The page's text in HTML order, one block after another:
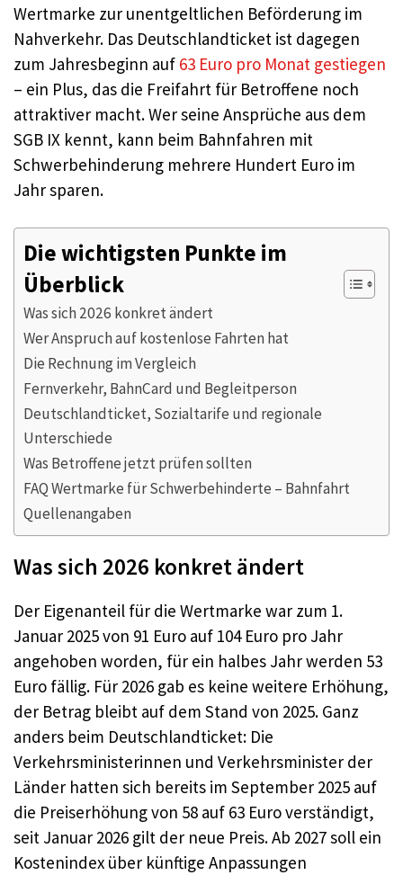
Wertmarke zur unentgeltlichen Beförderung im
Nahverkehr. Das Deutschlandticket ist dagegen
zum Jahresbeginn auf 63 Euro pro Monat gestiegen
– ein Plus, das die Freifahrt für Betroffene noch
attraktiver macht. Wer seine Ansprüche aus dem
SGB IX kennt, kann beim Bahnfahren mit
Schwerbehinderung mehrere Hundert Euro im
Jahr sparen.
Die wichtigsten Punkte im
Überblick
Was sich 2026 konkret ändert
Wer Anspruch auf kostenlose Fahrten hat
Die Rechnung im Vergleich
Fernverkehr, BahnCard und Begleitperson
Deutschlandticket, Sozialtarife und regionale
Unterschiede
Was Betroffene jetzt prüfen sollten
FAQ Wertmarke für Schwerbehinderte – Bahnfahrt
Quellenangaben
Was sich 2026 konkret ändert
Der Eigenanteil für die Wertmarke war zum 1.
Januar 2025 von 91 Euro auf 104 Euro pro Jahr
angehoben worden, für ein halbes Jahr werden 53
Euro fällig. Für 2026 gab es keine weitere Erhöhung,
der Betrag bleibt auf dem Stand von 2025. Ganz
anders beim Deutschlandticket: Die
Verkehrsministerinnen und Verkehrsminister der
Länder hatten sich bereits im September 2025 auf
die Preiserhöhung von 58 auf 63 Euro verständigt,
seit Januar 2026 gilt der neue Preis. Ab 2027 soll ein
Kostenindex über künftige Anpassungen